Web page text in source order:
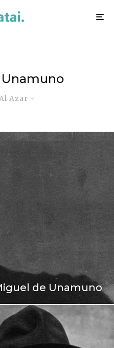
Azar
de Unamuno